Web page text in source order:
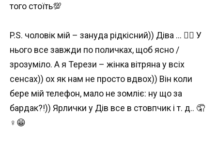
того стоїть💯
P.S. чоловік мій – зануда рідкісний)) Діва … 🤦‍♀️ У
нього все завжди по поличках, щоб ясно /
зрозуміло. А я Терези – жінка вітряна у всіх
сенсах)) ох як нам не просто вдвох)) Він коли
бере мій телефон, мало не зомліє: ну що за
бардак?!)) Ярлички у Дів все в стовпчик і т. д.. 🤦
‍♀️😁